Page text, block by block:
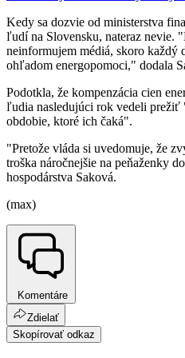
Kedy sa dozvie od ministerstva
ľudí na Slovensku, nateraz nevie.
neinformujem médiá, skoro každý
ohľadom energopomoci," dodala
Podotkla, že kompenzácia cien
ľudia nasledujúci rok vedeli prežiť
obdobie, ktoré ich čaká".
"Pretože vláda si uvedomuje, že
troška náročnejšie na peňaženky
hospodárstva Saková.
(max)
Komentáre
Zdielať
Skopírovať odkaz